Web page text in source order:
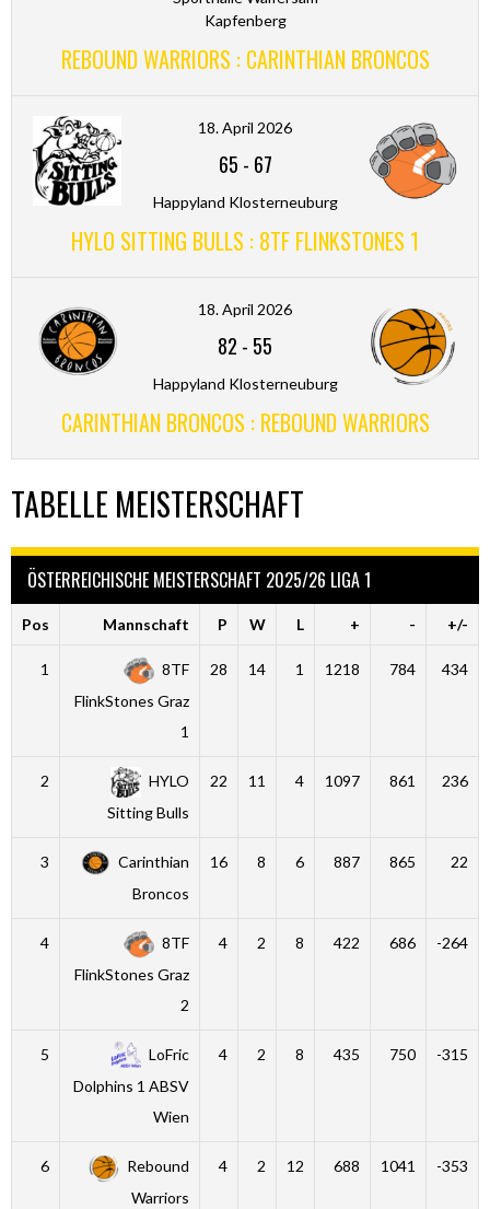
Kapfenberg
REBOUND WARRIORS : CARINTHIAN BRONCOS
18. April 2026
65 - 67
Happyland Klosterneuburg
HYLO SITTING BULLS : 8TF FLINKSTONES 1
18. April 2026
82 - 55
Happyland Klosterneuburg
CARINTHIAN BRONCOS : REBOUND WARRIORS
TABELLE MEISTERSCHAFT
ÖSTERREICHISCHE MEISTERSCHAFT 2025/26 LIGA 1
Pos Mannschaft P W L + - +/-
1
8TF
FlinkStones Graz
1
28 14 1 1218 784 434
2
HYLO
Sitting Bulls
22 11 4 1097 861 236
3
Carinthian
Broncos
16 8 6 887 865 22
4
8TF
FlinkStones Graz
2
4 2 8 422 686 -264
5
LoFric
Dolphins 1 ABSV
Wien
4 2 8 435 750 -315
6
Rebound
Warriors
4 2 12 688 1041 -353